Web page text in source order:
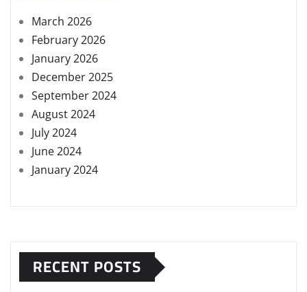
March 2026
February 2026
January 2026
December 2025
September 2024
August 2024
July 2024
June 2024
January 2024
RECENT POSTS